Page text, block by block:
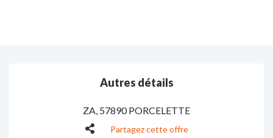
Autres détails
ZA, 57890 PORCELETTE
Partagez cette offre